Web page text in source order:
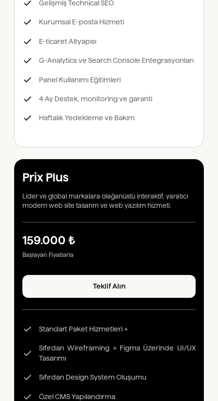
Gelişmiş Technical SEO
Kurumsal E-posta Hizmeti
E-ticaret Altyapısı
G-Analytics ve Search Console Entegrasyonları
Panel Kullanımı Eğitimleri
4 Ay Destek, monitoring ve garanti
Haftalık Yedekleme ve Bakım
Prix Plus
Lider ve global markalara olağanüstü interaktif, yaratıcı
modern web site tasarım ve web yazılım hizmeti.
159.000 ₺
Başlayan Fiyatlarla
Teklif Alın
Standart Paket Hizmetleri +
Sıfırdan Wireframing + Figma Üzerinde UI/UX
Tasarımı
Sıfırdan Design System Oluşumu
Özel CMS Yapılandırma